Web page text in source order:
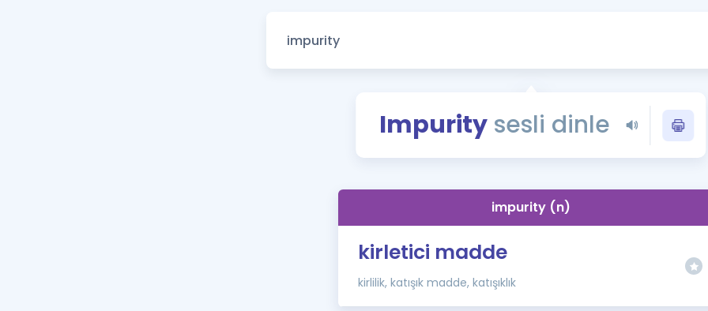
Tüm ÖSYM
YDS - YÖKDİL
İngilizce Gramer
Impurity sesli dinle
impurity (n)
kirletici madde
kirlilik, katışık madde, katışıklık